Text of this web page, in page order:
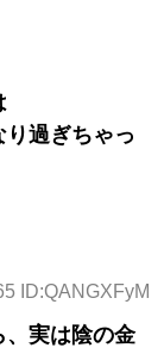
過ぎちゃっ
ID:QANGXFyM
、実は陰の金